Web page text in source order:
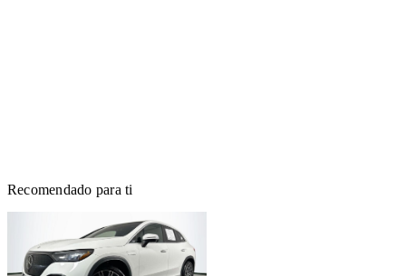
Recomendado para ti